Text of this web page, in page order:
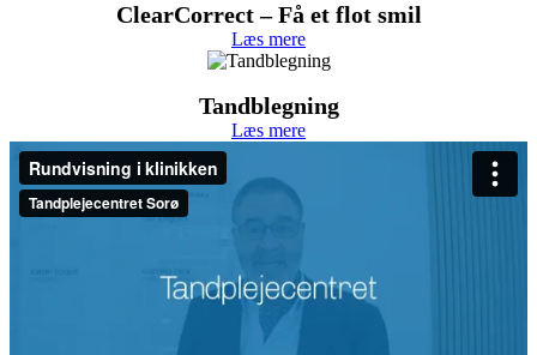
ClearCorrect – Få et flot smil
Læs mere
Tandblegning
Læs mere